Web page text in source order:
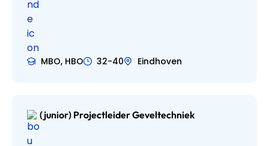
MBO, HBO 32-40 Eindhoven
(junior) Projectleider Geveltechniek